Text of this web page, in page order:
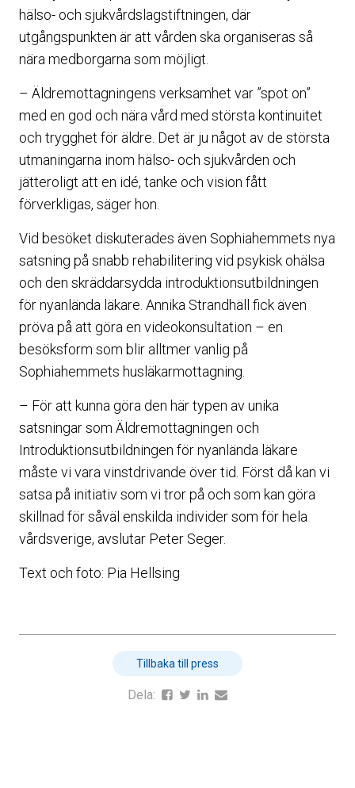
hälso- och sjukvårdslagstiftningen, där
utgångspunkten är att vården ska organiseras så
nära medborgarna som möjligt.
– Äldremottagningens verksamhet var ”spot on”
med en god och nära vård med största kontinuitet
och trygghet för äldre. Det är ju något av de största
utmaningarna inom hälso- och sjukvården och
jätteroligt att en idé, tanke och vision fått
förverkligas, säger hon.
Vid besöket diskuterades även Sophiahemmets nya
satsning på snabb rehabilitering vid psykisk ohälsa
och den skräddarsydda introduktionsutbildningen
för nyanlända läkare. Annika Strandhäll fick även
pröva på att göra en videokonsultation – en
besöksform som blir alltmer vanlig på
Sophiahemmets husläkarmottagning.
– För att kunna göra den här typen av unika
satsningar som Äldremottagningen och
Introduktionsutbildningen för nyanlända läkare
måste vi vara vinstdrivande över tid. Först då kan vi
satsa på initiativ som vi tror på och som kan göra
skillnad för såväl enskilda individer som för hela
vårdsverige, avslutar Peter Seger.
Text och foto: Pia Hellsing
Tillbaka till press
Dela: